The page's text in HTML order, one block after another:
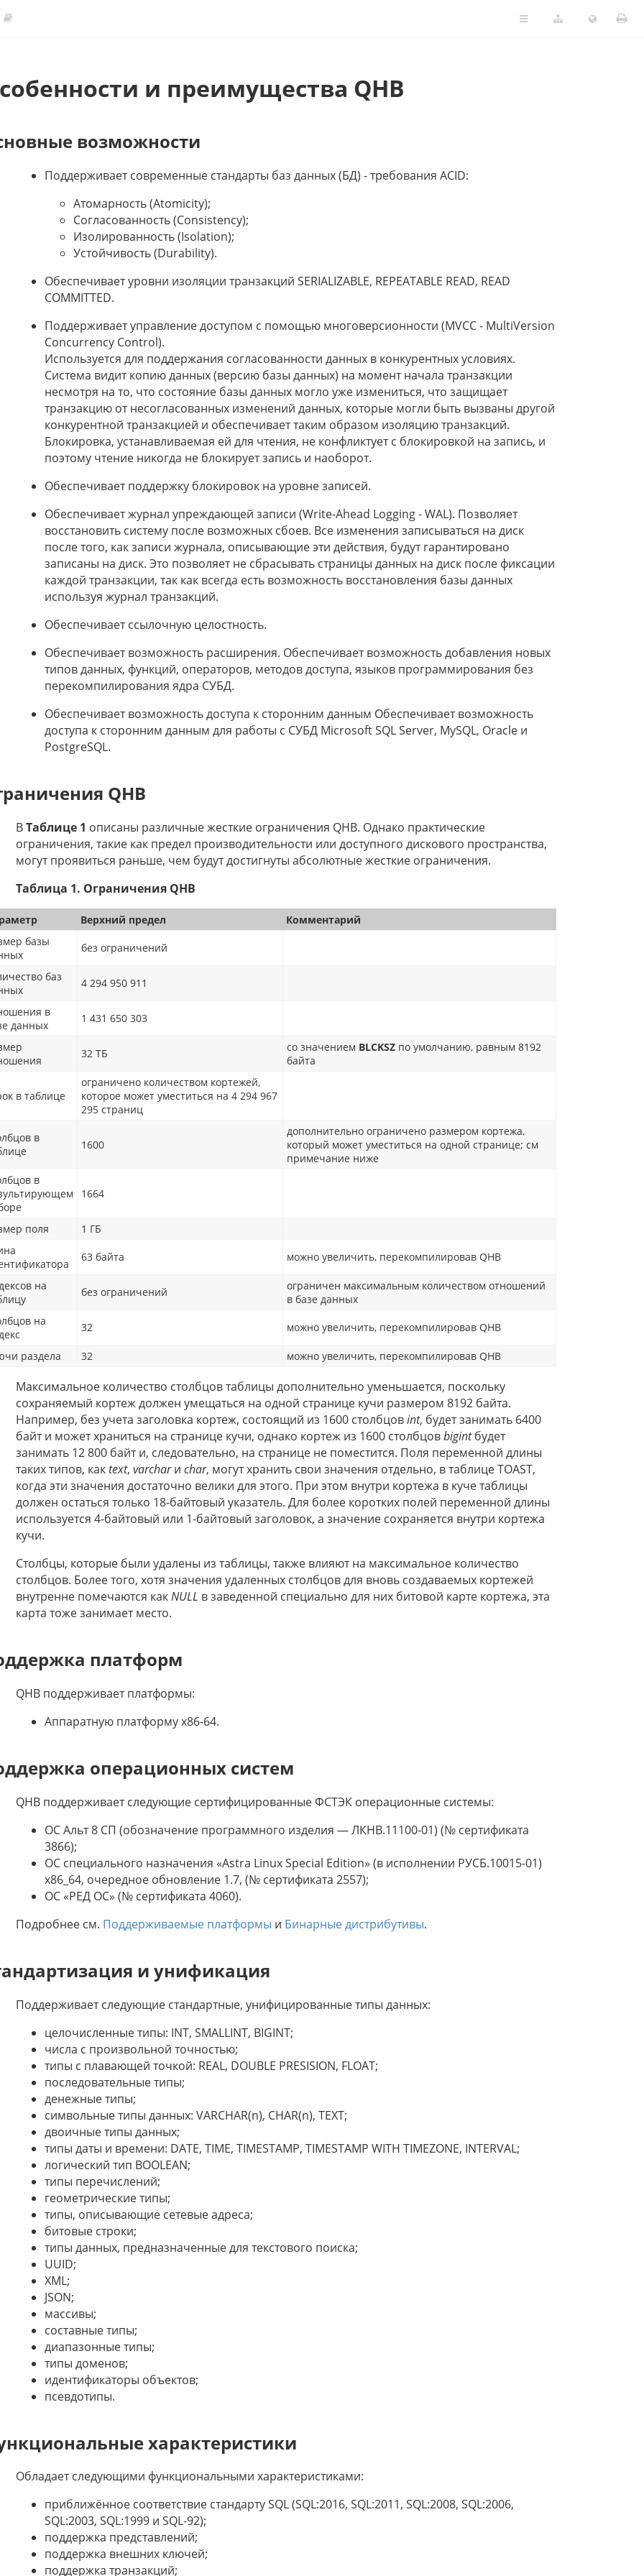
и преимущества QHB
возможности
Поддерживает современные стандарты баз данных (БД) - требования ACID:
Атомарность (Atomicity);
Согласованность (Consistency);
Изолированность (Isolation);
Устойчивость (Durability).
Обеспечивает уровни изоляции транзакций SERIALIZABLE, REPEATABLE READ, READ
COMMITTED.
Поддерживает управление доступом с помощью многоверсионности (MVCC - MultiVersion
Concurrency Control).
Используется для поддержания согласованности данных в конкурентных условиях.
Система видит копию данных (версию базы данных) на момент начала транзакции
несмотря на то, что состояние базы данных могло уже измениться, что защищает
транзакцию от несогласованных изменений данных, которые могли быть вызваны другой
конкурентной транзакцией и обеспечивает таким образом изоляцию транзакций.
Блокировка, устанавливаемая ей для чтения, не конфликтует с блокировкой на запись, и
поэтому чтение никогда не блокирует запись и наоборот.
Обеспечивает поддержку блокировок на уровне записей.
Обеспечивает журнал упреждающей записи (Write-Ahead Logging - WAL). Позволяет
восстановить систему после возможных сбоев. Все изменения записываться на диск
после того, как записи журнала, описывающие эти действия, будут гарантировано
записаны на диск. Это позволяет не сбрасывать страницы данных на диск после фиксации
каждой транзакции, так как всегда есть возможность восстановления базы данных
используя журнал транзакций.
Обеспечивает ссылочную целостность.
Обеспечивает возможность расширения. Обеспечивает возможность добавления новых
типов данных, функций, операторов, методов доступа, языков программирования без
перекомпилирования ядра СУБД.
Обеспечивает возможность доступа к сторонним данным Обеспечивает возможность
доступа к сторонним данным для работы с СУБД Microsoft SQL Server, MySQL, Oracle и
PostgreSQL.
QHB
ВТаблице 1 описаны различные жесткие ограничения QHB. Однако практические
ограничения, такие как предел производительности или доступного дискового пространства,
могут проявиться раньше, чем будут достигнуты абсолютные жесткие ограничения.
Таблица 1. Ограничения QHB
Верхний предел
Комментарий
базы
без ограничений
баз
4 294 950 911
в
данных
1 431 650 303
32 ТБ со значением BLCKSZ по умолчанию, равным 8192
байта
в таблице
ограничено количеством кортежей,
которое может уместиться на 4 294 967
295 страниц
в
1600
дополнительно ограничено размером кортежа,
который может уместиться на одной странице; см
примечание ниже
в
1664
поля
1 ГБ
63 байта можно увеличить, перекомпилировав QHB
на
без ограничений
ограничен максимальным количеством отношений
в базе данных
на
32 можно увеличить, перекомпилировав QHB
раздела 32 можно увеличить, перекомпилировав QHB
Максимальное количество столбцов таблицы дополнительно уменьшается, поскольку
сохраняемый кортеж должен умещаться на одной странице кучи размером 8192 байта.
Например, без учета заголовка кортеж, состоящий из 1600 столбцовint, будет занимать 6400
байт и может храниться на странице кучи, однако кортеж из 1600 столбцовbigintбудет
занимать 12 800 байт и, следовательно, на странице не поместится. Поля переменной длины
таких типов, какtext, varcharи char, могут хранить свои значения отдельно, в таблице TOAST,
когда эти значения достаточно велики для этого. При этом внутри кортежа в куче таблицы
должен остаться только 18-байтовый указатель. Для более коротких полей переменной длины
используется 4-байтовый или 1-байтовый заголовок, а значение сохраняется внутри кортежа
кучи.
Столбцы, которые были удалены из таблицы, также влияют на максимальное количество
столбцов. Более того, хотя значения удаленных столбцов для вновь создаваемых кортежей
внутренне помечаются какNULL в заведенной специально для них битовой карте кортежа, эта
карта тоже занимает место.
платформ
QHB поддерживает платформы:
Аппаратную платформу x86-64.
операционных систем
QHB поддерживает следующие сертифицированные ФСТЭК операционные системы:
ОС Альт 8 СП (обозначение программного изделия — ЛКНВ.11100-01) (№ сертификата
3866);
ОС специального назначения «Astra Linux Special Edition» (в исполнении РУСБ.10015-01)
x86_64, очередное обновление 1.7, (№ сертификата 2557);
ОС «РЕД ОС» (№ сертификата 4060).
Подробнее см. Поддерживаемые платформы и Бинарные дистрибутивы.
и унификация
Поддерживает следующие стандартные, унифицированные типы данных:
целочисленные типы: INT, SMALLINT, BIGINT;
числа с произвольной точностью;
типы с плавающей точкой: REAL, DOUBLE PRESISION, FLOAT;
последовательные типы;
денежные типы;
символьные типы данных: VARCHAR(n), CHAR(n), TEXT;
двоичные типы данных;
типы даты и времени: DATE, TIME, TIMESTAMP, TIMESTAMP WITH TIMEZONE, INTERVAL;
логический тип BOOLEAN;
типы перечислений;
геометрические типы;
типы, описывающие сетевые адреса;
битовые строки;
типы данных, предназначенные для текстового поиска;
UUID;
XML;
JSON;
массивы;
составные типы;
диапазонные типы;
типы доменов;
идентификаторы объектов;
псевдотипы.
характеристики
Обладает следующими функциональными характеристиками:
приближённое соответствие стандарту SQL (SQL:2016, SQL:2011, SQL:2008, SQL:2006,
SQL:2003, SQL:1999 и SQL-92);
поддержка представлений;
поддержка внешних ключей;
поддержка транзакций;